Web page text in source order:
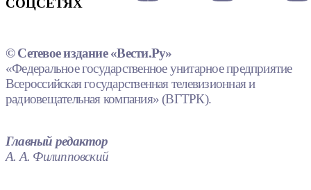
СОЦСЕТЯХ
© Сетевое издание «Вести.Ру»
«Федеральное государственное унитарное предприятие
Всероссийская государственная телевизионная и
радиовещательная компания» (ВГТРК).
Главный редактор
А. А. Филипповский